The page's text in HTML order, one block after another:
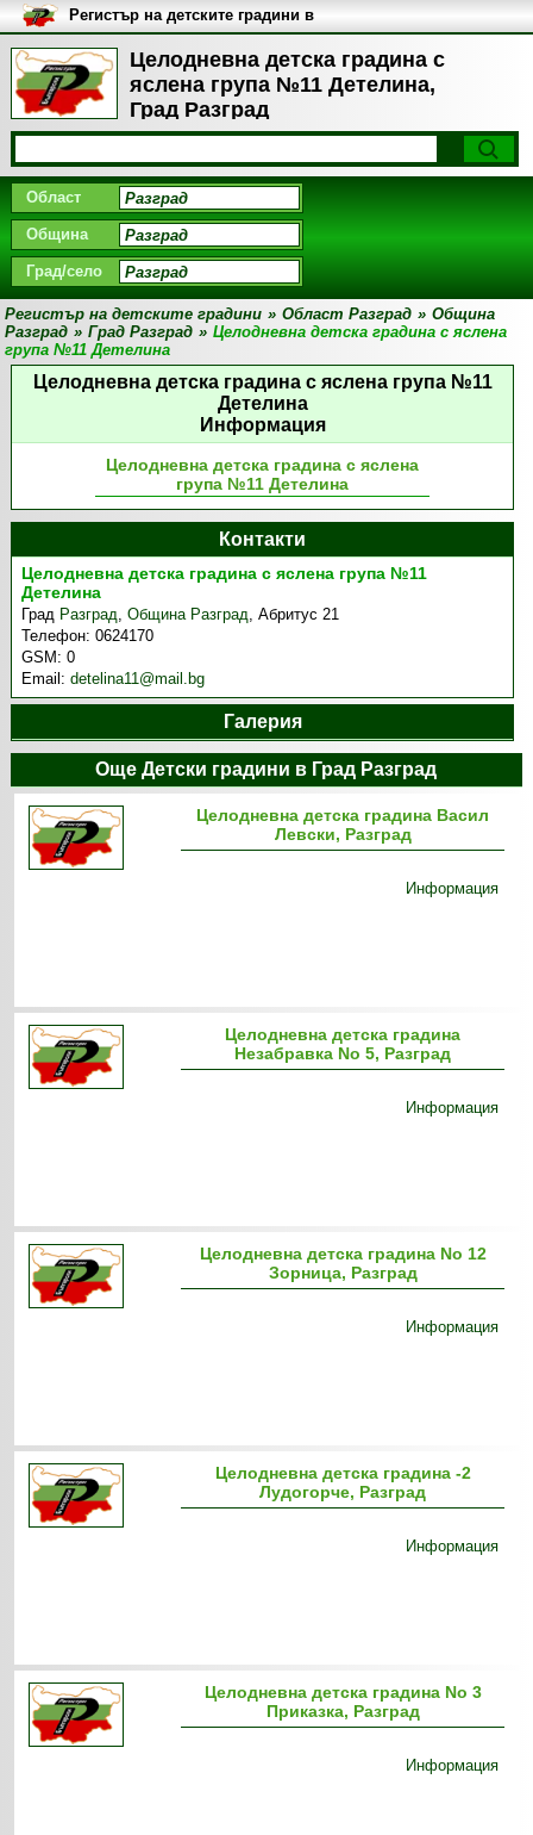
Целодневна детска градина с
яслена група №11 Детелина,
Град Разград
Регистър на детските градини в
България
Област
Община
Град/село
Регистър на детските градини » Област Разград » Община
Разград » Град Разград » Целодневна детска градина с яслена
група №11 Детелина
Целодневна детска градина с яслена група №11
Детелина
Информация
Целодневна детска градина с яслена
група №11 Детелина
Контакти
Целодневна детска градина с яслена група №11
Детелина
Град Разград,Община Разград,Абритус 21
Телефон:0624170
GSM:0
Email:detelina11@mail.bg
Галерия
Още Детски градини в Град Разград
Целодневна детска градина Васил
Левски, Разград
Информация
Целодневна детска градина
Незабравка No 5, Разград
Информация
Целодневна детска градина No 12
Зорница, Разград
Информация
Целодневна детска градина -2
Лудогорче, Разград
Информация
Целодневна детска градина No 3
Приказка, Разград
Информация